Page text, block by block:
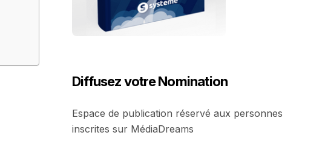
Diffusez votre Nomination
Espace de publication réservé aux personnes
inscrites sur MédiaDreams